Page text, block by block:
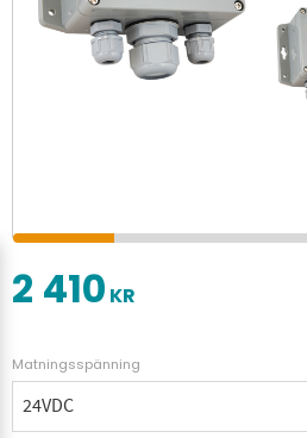
2 410 KR
Matningsspänning